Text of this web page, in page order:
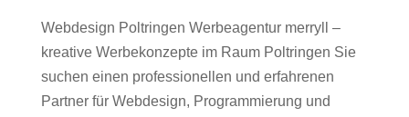
Webdesign Poltringen Werbeagentur merryll –
kreative Werbekonzepte im Raum Poltringen Sie
suchen einen professionellen und erfahrenen
Partner für Webdesign, Programmierung und